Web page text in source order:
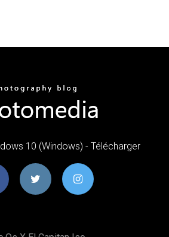
10 (Windows) - Télécharger